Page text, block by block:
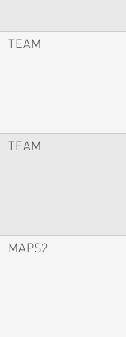
TEAM
TEAM
MAPS2